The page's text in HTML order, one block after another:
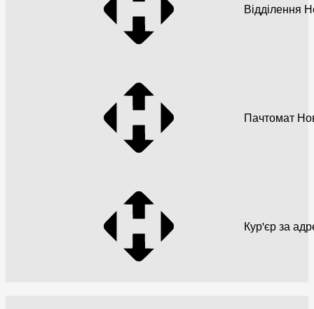
Відділення
Пачтомат
Кур'єр за